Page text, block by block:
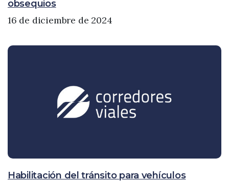
obsequios
16 de diciembre de 2024
Habilitación del tránsito para vehículos